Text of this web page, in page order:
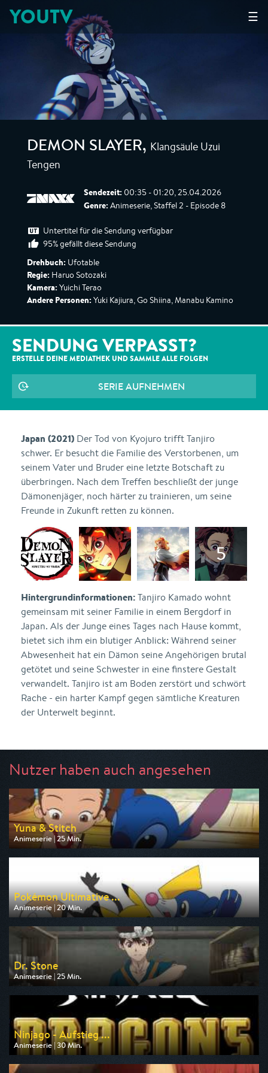
☰
YOUTV
DEMON SLAYER, Klangsäule Uzui
Tengen
Sendezeit: 00:35 - 01:20, 25.04.2026
Genre: Animeserie, Staffel 2 - Episode 8
Untertitel für die Sendung verfügbar
95% gefällt diese Sendung
Drehbuch: Ufotable
Regie: Haruo Sotozaki
Kamera: Yuichi Terao
Andere Personen: Yuki Kajiura, Go Shiina, Manabu Kamino
SENDUNG VERPASST?
ERSTELLE DEINE MEDIATHEK UND SAMMLE ALLE FOLGEN
SERIE AUFNEHMEN
Japan (2021) Der Tod von Kyojuro trifft Tanjiro
schwer. Er besucht die Familie des Verstorbenen, um
seinem Vater und Bruder eine letzte Botschaft zu
überbringen. Nach dem Treffen beschließt der junge
Dämonenjäger, noch härter zu trainieren, um seine
Freunde in Zukunft retten zu können.
Hintergrundinformationen:Tanjiro Kamado wohnt
gemeinsam mit seiner Familie in einem Bergdorf in
Japan. Als der Junge eines Tages nach Hause kommt,
bietet sich ihm ein blutiger Anblick: Während seiner
Abwesenheit hat ein Dämon seine Angehörigen brutal
getötet und seine Schwester in eine finstere Gestalt
verwandelt. Tanjiro ist am Boden zerstört und schwört
Rache - ein harter Kampf gegen sämtliche Kreaturen
der Unterwelt beginnt.
Nutzer haben auch angesehen
Yuna & Stitch
Animeserie | 25 Min.
Ausgestrahlt von Disney Channel
am 10.08.2026, 16:20
Pokémon Ultimative ...
Animeserie | 20 Min.
Ausgestrahlt von Toggo Plus
am 08.08.2026, 21:15
Dr. Stone
Animeserie | 25 Min.
Ausgestrahlt von Pro 7 Maxx
am 10.08.2026, 16:45
Ninjago - Aufstieg ...
Animeserie | 30 Min.
Ausgestrahlt von Super RTL
am 10.08.2026, 13:45